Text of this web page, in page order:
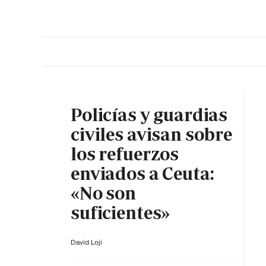
Policías y guardias
civiles avisan sobre
los refuerzos
enviados a Ceuta:
«No son
suficientes»
David Loji